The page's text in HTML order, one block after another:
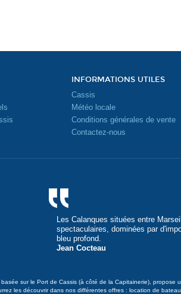
INFORMATIONS UTILES
Cassis
Météo locale
Conditions générales de vente
Contactez-nous
Les Calanques situées entre
spectaculaires, dominées par
bleu profond.
Jean Cocteau
, basée sur le Port de Cassis (à côté de la Capitainerie),
les découvrir dans nos différentes offres : location de